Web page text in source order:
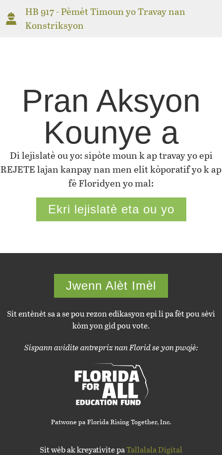
HB 917 - Pèmèt Timoun yo Travay nan
Konstriksyon
Pran Aksyon
Kounye a
Di lejislatè ou yo: sipòte moun k ap travay yo epi
REJETE lajan kanpay nan men elit kòporatif yo k ap
fè Floridyen yo mal:
Ekri lejislatè eta ou yo
Jwenn Alèt Imèl
Sit entènèt sa a se pou rezon edikasyon epi li pa fèt pou sèvi
kòm yon gid pou vote.
Sispann avidite antrepriz nan Florid se yon pwojè:
Patwone pa Florida Rising Together, Inc.
Sit wèb ak kreyativite paTallalala Digital